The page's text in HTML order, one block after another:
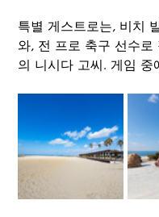
특별 게스트로는, 비치
와, 전 프로 축구 선수
의 니시다 고씨. 게임